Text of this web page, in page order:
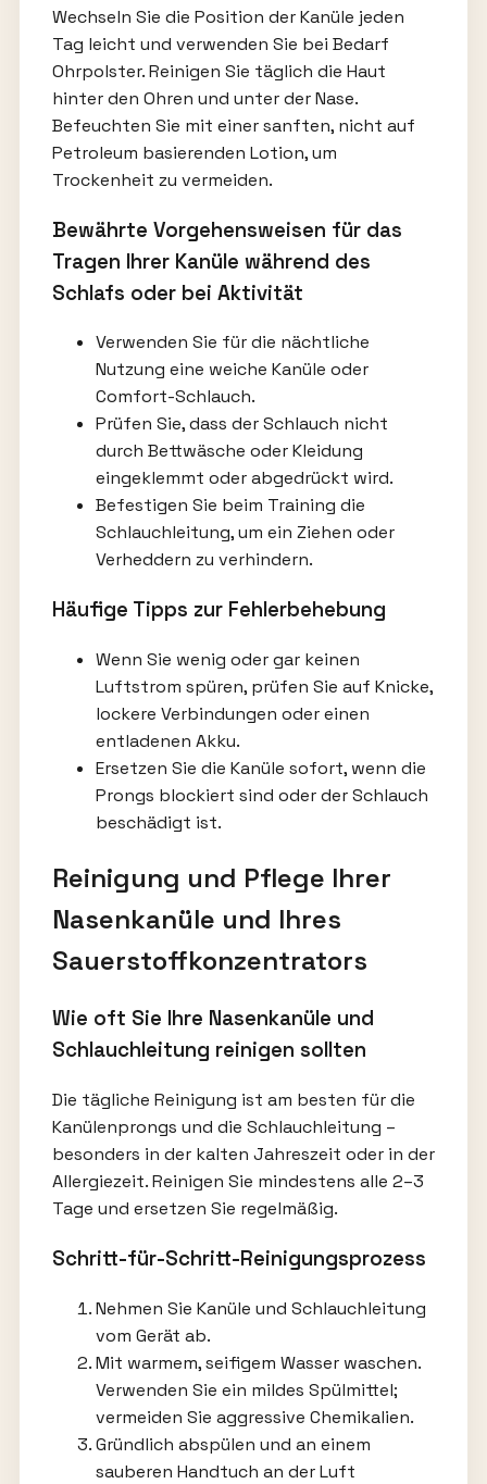
Wechseln Sie die Position der Kanüle jeden
Tag leicht und verwenden Sie bei Bedarf
Ohrpolster. Reinigen Sie täglich die Haut
hinter den Ohren und unter der Nase.
Befeuchten Sie mit einer sanften, nicht auf
Petroleum basierenden Lotion, um
Trockenheit zu vermeiden.
Bewährte Vorgehensweisen für das
Tragen Ihrer Kanüle während des
Schlafs oder bei Aktivität
Verwenden Sie für die nächtliche
Nutzung eine weiche Kanüle oder
Comfort-Schlauch.
Prüfen Sie, dass der Schlauch nicht
durch Bettwäsche oder Kleidung
eingeklemmt oder abgedrückt wird.
Befestigen Sie beim Training die
Schlauchleitung, um ein Ziehen oder
Verheddern zu verhindern.
Häufige Tipps zur Fehlerbehebung
Wenn Sie wenig oder gar keinen
Luftstrom spüren, prüfen Sie auf Knicke,
lockere Verbindungen oder einen
entladenen Akku.
Ersetzen Sie die Kanüle sofort, wenn die
Prongs blockiert sind oder der Schlauch
beschädigt ist.
Reinigung und Pflege Ihrer
Nasenkanüle und Ihres
Sauerstoffkonzentrators
Wie oft Sie Ihre Nasenkanüle und
Schlauchleitung reinigen sollten
Die tägliche Reinigung ist am besten für die
Kanülenprongs und die Schlauchleitung –
besonders in der kalten Jahreszeit oder in der
Allergiezeit. Reinigen Sie mindestens alle 2–3
Tage und ersetzen Sie regelmäßig.
Schritt-für-Schritt-Reinigungsprozess
Nehmen Sie Kanüle und Schlauchleitung
vom Gerät ab.
Mit warmem, seifigem Wasser waschen.
Verwenden Sie ein mildes Spülmittel;
vermeiden Sie aggressive Chemikalien.
Gründlich abspülen und an einem
sauberen Handtuch an der Luft